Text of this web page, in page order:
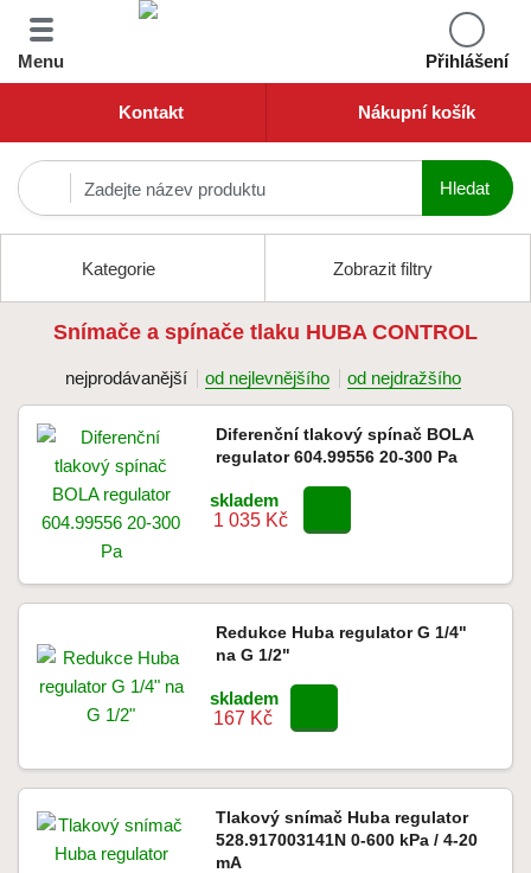
Menu Přihlášení
Kontakt Nákupní košík
Kategorie Zobrazit filtry
Snímače a spínače tlaku HUBA CONTROL
nejprodávanější od nejlevnějšího od nejdražšího
Diferenční tlakový spínač BOLA
regulator 604.99556 20-300 Pa
skladem
1 035 Kč
Redukce Huba regulator G 1/4"
na G 1/2"
skladem
167 Kč
Tlakový snímač Huba regulator
528.917003141N 0-600 kPa / 4-20
mA